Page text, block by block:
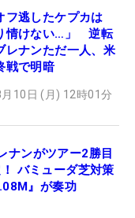
フ逃したケプカは
情けない…」 逆転
レナンただ一人、米
戦で明暗
10日 (月) 12時01分
ナンがツアー2勝目
バミューダ芝対策
』が奏功